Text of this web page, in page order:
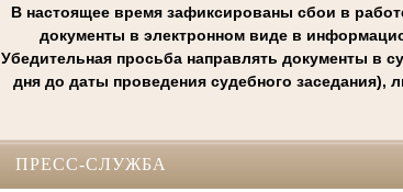
В настоящее время зафиксированы сбои в
документы в электронном виде в
Убедительная просьба направлять документы в
дня до даты проведения судебного заседания),
ПРЕСС-СЛУЖБА